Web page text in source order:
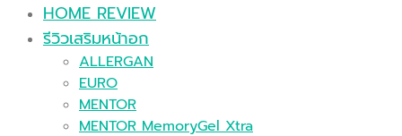
HOME REVIEW
รีวิวเสริมหน้าอก
ALLERGAN
EURO
MENTOR
MENTOR MemoryGel Xtra